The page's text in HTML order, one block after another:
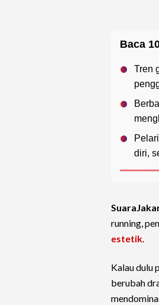
Baca
Tren
diri,
running,
estetik.
Kalau dulu
berubah